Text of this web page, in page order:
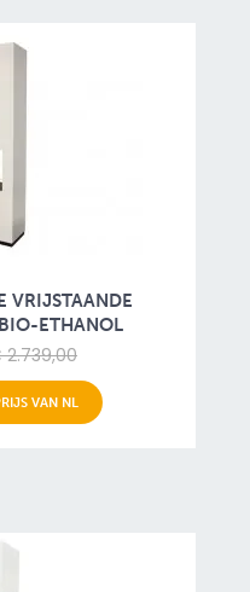
VRIJSTAANDE
ETHANOL
VAN NL